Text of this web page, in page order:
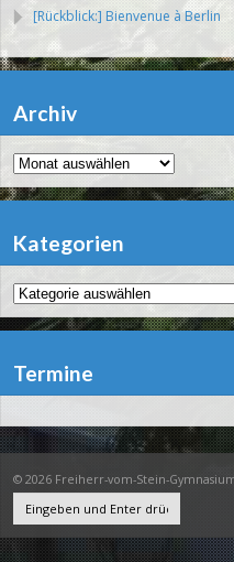
[Rückblick:] Bienvenue à Berlin
Archiv
Archiv
Kategorien
Kategorien
Termine
© 2026 Freiherr-vom-Stein-